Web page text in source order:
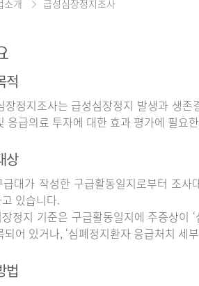
소개 급성심장정지조사
적
장정지조사는 급성심장정지 발생과 생
응급의료 투자에 대한 효과 평가에 필요
상
대가 작성한 구급활동일지로부터 조사
있습니다.
정지 기준은 구급활동일지에 주증상이 ‘
되어 있거나, ‘심폐정지환자 응급처치 세
법